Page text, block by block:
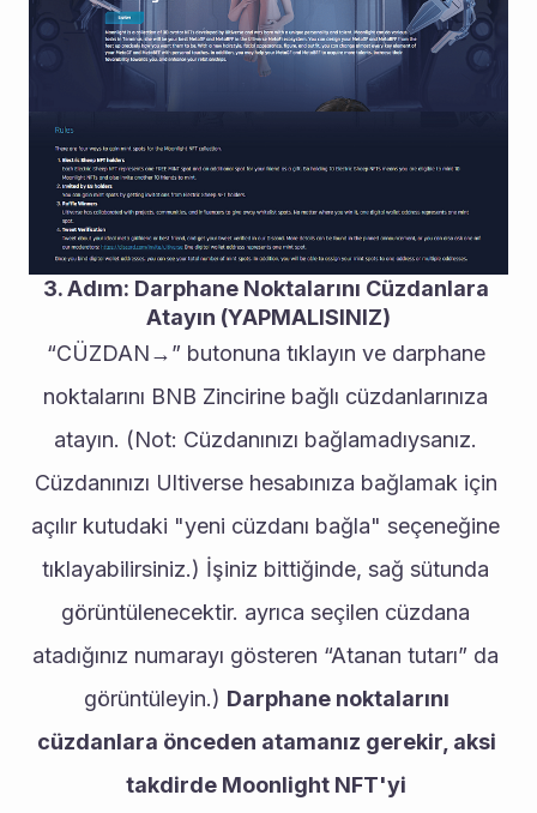
3. Adım: Darphane Noktalarını Cüzdanlara
Atayın (YAPMALISINIZ)
“CÜZDAN→” butonuna tıklayın ve darphane
noktalarını BNB Zincirine bağlı cüzdanlarınıza
atayın. (Not: Cüzdanınızı bağlamadıysanız.
Cüzdanınızı Ultiverse hesabınıza bağlamak için
açılır kutudaki "yeni cüzdanı bağla" seçeneğine
tıklayabilirsiniz.) İşiniz bittiğinde, sağ sütunda
görüntülenecektir. ayrıca seçilen cüzdana
atadığınız numarayı gösteren “Atanan tutarı” da
görüntüleyin.) Darphane noktalarını
cüzdanlara önceden atamanız gerekir, aksi
takdirde Moonlight NFT'yi